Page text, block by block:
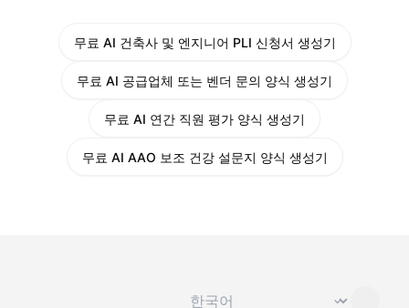
무료 AI 건축사 및 엔지니어 PLI 신청서 생성기
무료 AI 공급업체 또는 벤더 문의 양식 생성기
무료 AI 연간 직원 평가 양식 생성기
무료 AI AAO 보조 건강 설문지 양식 생성기
⌄